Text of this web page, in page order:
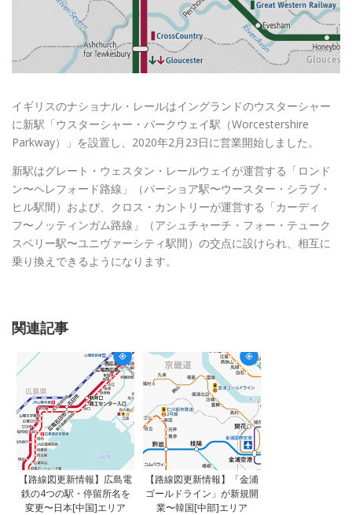
イギリスのナショナル・レールはイングランドのウスターシャー
に新駅「ウスターシャー・パークウェイ駅（Worcestershire
Parkway）」を設置し、2020年2月23日に営業開始しました。
新駅はグレート・ウェスタン・レールウェイが運営する「ロンド
ン〜ヘレフォード路線」（パーショア駅〜ウースター・シラブ・
ヒル駅間）および、クロス・カントリーが運営する「カーディ
フ〜ノッティンガム路線」（アシュチャーチ・フォー・テューク
スベリー駅〜ユニヴァーシティ駅間）の交点に設けられ、相互に
乗り換えできるようになります。
関連記事
【路線図更新情報】広島電
鉄の4つの駅・停留所名を
変更〜日本[中国]エリア
【路線図更新情報】「金浦
ゴールドライン」が新規開
業〜韓国[中部]エリア